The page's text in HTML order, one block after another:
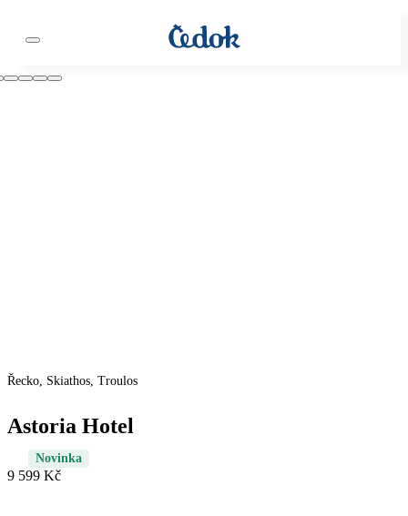
Řecko, Skiathos, Troulos
Astoria Hotel
Novinka
9 599 Kč